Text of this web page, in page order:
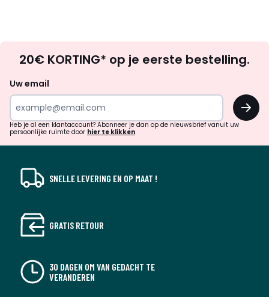
zoek
inspiratie
verrassingen?
20€ KORTING* op je eerste bestelling.
Uw email
OK
Heb je al een klantaccount? Abonneer je dan op de nieuwsbrief vanuit uw
persoonlijke ruimte door hier te klikken
SNELLE LEVERING EN OP MAAT !
GRATIS RETOUR
30 DAGEN OM VAN GEDACHT TE
VERANDEREN